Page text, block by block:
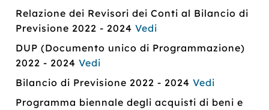
Relazione dei Revisori dei Conti al Bilancio di
Previsione 2022 - 2024Vedi
DUP (Documento unico di Programmazione)
2022 - 2024Vedi
Bilancio di Previsione 2022 - 2024Vedi
Programma biennale degli acquisti di beni e